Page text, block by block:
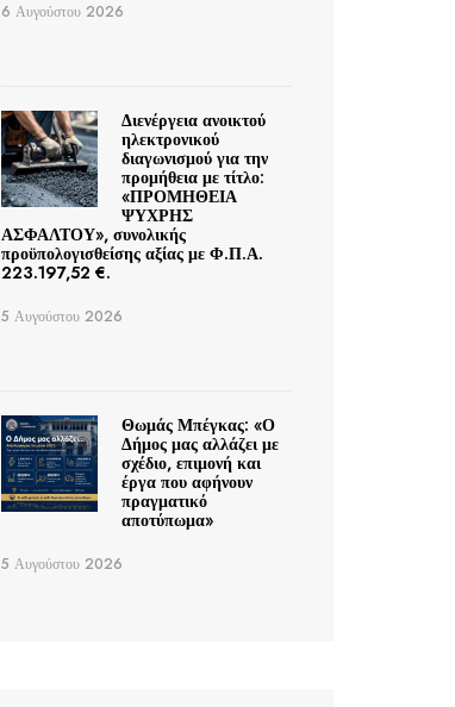
6 Αυγούστου 2026
Διενέργεια ανοικτού
ηλεκτρονικού
διαγωνισμού για την
προμήθεια με τίτλο:
«ΠΡΟΜΗΘΕΙΑ
ΨΥΧΡΗΣ
ΑΣΦΑΛΤΟΥ», συνολικής
προϋπολογισθείσης αξίας με Φ.Π.Α.
223.197,52 €.
5 Αυγούστου 2026
Θωμάς Μπέγκας: «Ο
Δήμος μας αλλάζει με
σχέδιο, επιμονή και
έργα που αφήνουν
πραγματικό
αποτύπωμα»
5 Αυγούστου 2026